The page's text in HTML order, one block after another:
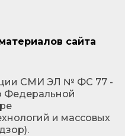
сайта
СМИ ЭЛ № ФС 77 -
Федеральной
и массовых